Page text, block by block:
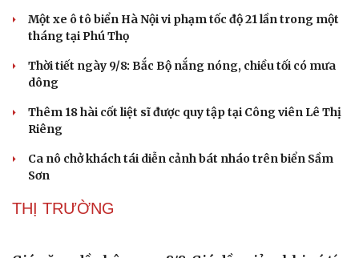
Một xe ô tô biển Hà Nội vi phạm tốc độ 21 lần trong một
tháng tại Phú Thọ
Thời tiết ngày 9/8: Bắc Bộ nắng nóng, chiều tối có mưa
dông
Thêm 18 hài cốt liệt sĩ được quy tập tại Công viên Lê Thị
Riêng
Ca nô chở khách tái diễn cảnh bát nháo trên biển Sầm
Sơn
THỊ TRƯỜNG